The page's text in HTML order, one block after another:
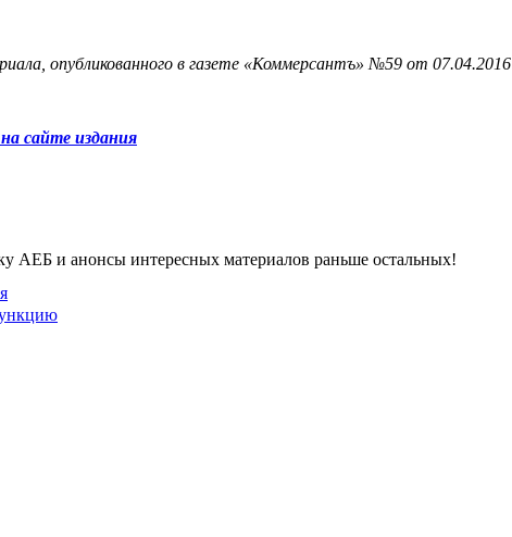
опубликованного в газете «Коммерсантъ» №59 от 07.04.2016
сайте издания
АЕБ и анонсы интересных материалов раньше остальных!